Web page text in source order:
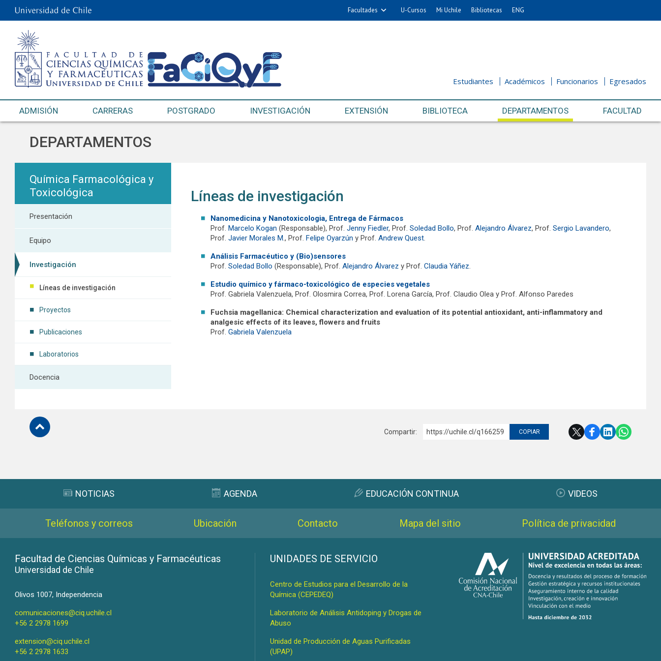
Facultades U-Cursos Mi Uchile Bibliotecas ENG
Estudiantes Académicos Funcionarios Egresados
ADMISIÓN CARRERAS POSTGRADO INVESTIGACIÓN EXTENSIÓN BIBLIOTECA DEPARTAMENTOS FACULTAD
DEPARTAMENTOS
Química Farmacológica y
Toxicológica
Presentación
Equipo
Investigación
Líneas de investigación
Proyectos
Publicaciones
Laboratorios
Docencia
Líneas de investigación
Nanomedicina y Nanotoxicologia, Entrega de Fármacos
Prof.Marcelo Kogan (Responsable), Prof.Jenny Fiedler, Prof.Soledad Bollo, Prof.Alejandro Álvarez, Prof.Sergio Lavandero,
Prof.Javier Morales M., Prof.Felipe Oyarzún y Prof.Andrew Quest.
Análisis Farmacéutico y (Bio)sensores
Prof.Soledad Bollo (Responsable), Prof.Alejandro Álvarez y Prof.Claudia Yáñez.
Estudio químico y fármaco-toxicológico de especies vegetales
Prof. Gabriela Valenzuela, Prof. Olosmira Correa, Prof. Lorena García, Prof. Claudio Olea y Prof. Alfonso Paredes
Fuchsia magellanica: Chemical characterization and evaluation of its potential antioxidant, anti-inflammatory and
analgesic effects of its leaves, flowers and fruits
Prof.Gabriela Valenzuela
Compartir: https://uchile.cl/q166259 COPIAR
NOTICIAS AGENDA EDUCACIÓN CONTINUA VIDEOS
Teléfonos y correos Ubicación Contacto Mapa del sitio Política de privacidad
Facultad de Ciencias Químicas y Farmacéuticas
Universidad de Chile
Olivos 1007, Independencia
comunicaciones@ciq.uchile.cl
+56 2 2978 1699
extension@ciq.uchile.cl
+56 2 2978 1633
UNIDADES DE SERVICIO
Centro de Estudios para el Desarrollo de la
Química (CEPEDEQ)
Laboratorio de Análisis Antidoping y Drogas de
Abuso
Unidad de Producción de Aguas Purificadas
(UPAP)